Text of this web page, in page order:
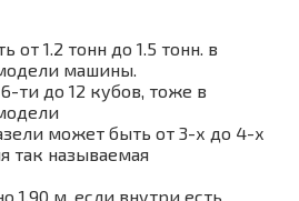
от 1.2 тонн до 1.5 тонн. в
машины.
ти до 12 кубов, тоже в
может быть от 3-х до 4-х
так называемая
1.90 м, если внутри есть